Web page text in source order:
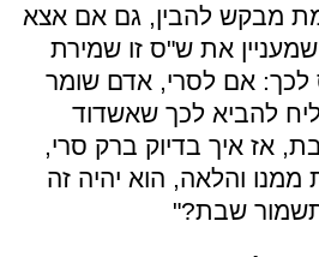
מבקש להבין, גם אם אצא
את ש"ס זו שמירת
אם לסרי, אדם שומר
להביא לכך שאשדוד
אז איך בדיוק ברק סרי,
והלאה, הוא יהיה זה
שבת?"